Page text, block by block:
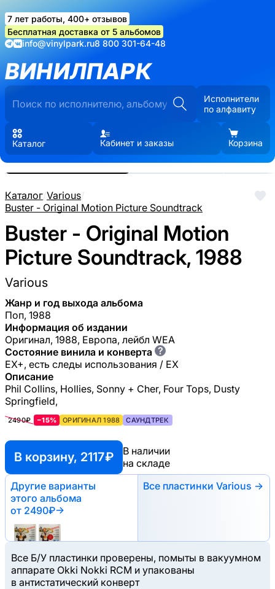
7 лет работы, 400+ отзывов
Бесплатная доставка от 5 альбомов
info@vinylpark.ru8 800 301-64-48
ВИНИЛПАРК
Исполнители
по алфавиту
Каталог Кабинет и заказы Корзина
Каталог/Various/
Buster - Original Motion Picture Soundtrack
Buster - Original Motion
Picture Soundtrack, 1988
Various
Жанр и год выхода альбома
Поп, 1988
Информация об издании
Оригинал, 1988, Европа, лейбл WEA
Состояние винила и конверта ?
EX+, есть следы использования / EX
Описание
Phil Collins, Hollies, Sonny + Cher, Four Tops, Dusty
Springfield,
2490₽ −15% ОРИГИНАЛ 1988 САУНДТРЕК
В корзину, 2117 ₽
В наличии
на складе
Другие варианты
этого альбома
от 2490₽→
Все пластинки Various →
Все Б/У пластинки проверены, помыты в вакуумном
аппарате Okki Nokki RCM и упакованы
в антистатический конверт
Реальные фото пластинки.
Нажмите, чтобы увеличить